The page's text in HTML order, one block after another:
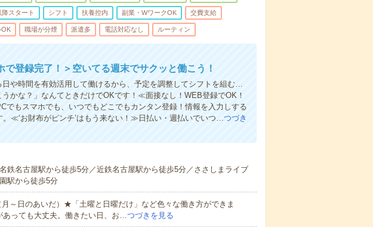
スタート シフト 扶養控内 副業・WワークOK 交費支給
職場が分煙 派遣多 電話対応なし ルーティン
登録完了！＞空いてる週末でサクッと働こう！
日や時間を有効活用して働けるから、予定を調整してシフトを組む…
かな？」なんてときだけでOKです！≪面接なし！WEB登録でOK！
でもスマホでも、いつでもどこでもカンタン登録！情報を入力しする
。≪‘お財布がピンチ’はもう来ない！≫日払い・週払いでいつ…つづき
鉄名古屋駅から徒歩5分／近鉄名古屋駅から徒歩5分／ささしまライブ
駅から徒歩5分
～日のあいだ）★「土曜と日曜だけ」など色々な働き方ができま
っても大丈夫。働きたい日、お…つづきを見る